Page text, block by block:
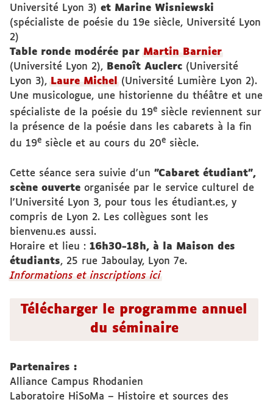
Université Lyon 3) et Marine Wisniewski
(spécialiste de poésie du 19e siècle, Université Lyon
2)
Table ronde modérée par Martin Barnier
(Université Lyon 2), Benoît Auclerc (Université
Lyon 3), Laure Michel
(Université Lumière Lyon 2).
Une musicologue, une historienne du théâtre et une
spécialiste de la poésie du 19e siècle reviennent sur
la présence de la poésie dans les cabarets à la fin
du 19e siècle et au cours du 20e siècle.
Cette séance sera suivie d'un "Cabaret étudiant",
scène ouverte organisée par le service culturel de
l'Université Lyon 3, pour tous les étudiant.es, y
compris de Lyon 2. Les collègues sont les
bienvenu.es aussi.
Horaire et lieu : 16h30-18h, à la Maison des
étudiants, 25 rue Jaboulay, Lyon 7e.
Informations et inscriptions ici
Télécharger le programme annuel
du séminaire
Partenaires :
Alliance Campus Rhodanien
Laboratoire HiSoMa – Histoire et sources des